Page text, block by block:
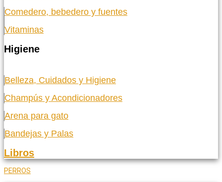
Comedero, bebedero y fuentes
Vitaminas
Higiene
Belleza, Cuidados y Higiene
Champús y Acondicionadores
Arena para gato
Bandejas y Palas
Libros
PERROS